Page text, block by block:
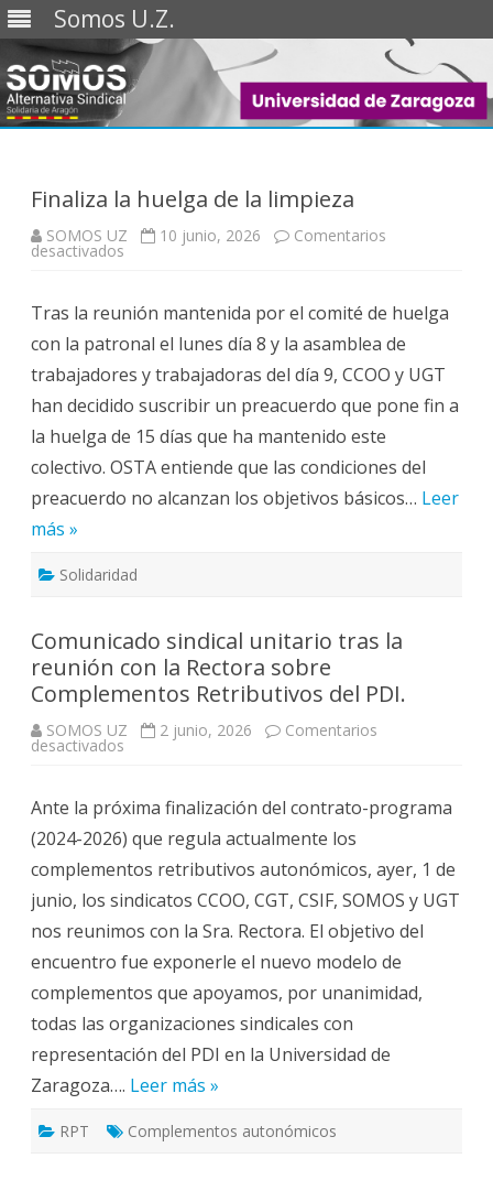
Somos U.Z.
Saltar
Finaliza la huelga de la limpieza
SOMOS UZ 10 junio, 2026 Comentarios
desactivados
de
la
limpieza
Tras la reunión mantenida por el comité de huelga
con la patronal el lunes día 8 y la asamblea de
trabajadores y trabajadoras del día 9, CCOO y UGT
han decidido suscribir un preacuerdo que pone fin a
la huelga de 15 días que ha mantenido este
colectivo. OSTA entiende que las condiciones del
preacuerdo no alcanzan los objetivos básicos… Leer
más »
Solidaridad
Comunicado sindical unitario tras la
reunión con la Rectora sobre
Complementos Retributivos del PDI.
SOMOS UZ 2 junio, 2026 Comentarios
desactivados
tras
la
reunión
con
la
Rectora
sobre
Complementos
Retributivos
del
PDI.
Ante la próxima finalización del contrato-programa
(2024-2026) que regula actualmente los
complementos retributivos autonómicos, ayer, 1 de
junio, los sindicatos CCOO, CGT, CSIF, SOMOS y UGT
nos reunimos con la Sra. Rectora. El objetivo del
encuentro fue exponerle el nuevo modelo de
complementos que apoyamos, por unanimidad,
todas las organizaciones sindicales con
representación del PDI en la Universidad de
Zaragoza…. Leer más »
RPT Complementos autonómicos